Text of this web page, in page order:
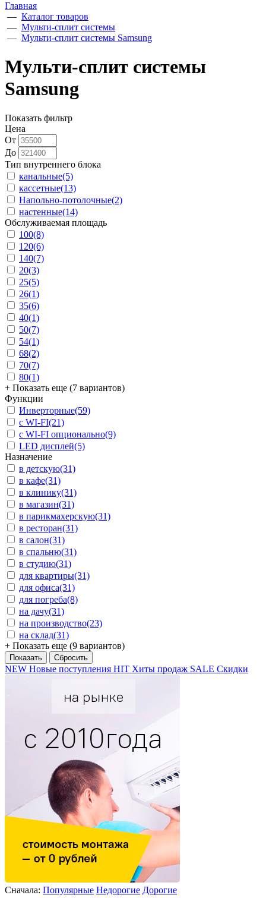
Главная
— Каталог товаров
— Мульти-сплит системы
— Мульти-сплит системы Samsung
Мульти-сплит системы
Samsung
Показать фильтр
Цена
От
До
Тип внутреннего блока
канальные(5)
кассетные(13)
Напольно-потолочные(2)
настенные(14)
Обслуживаемая площадь
100(8)
120(6)
140(7)
20(3)
25(5)
26(1)
35(6)
40(1)
50(7)
54(1)
68(2)
70(7)
80(1)
+ Показать еще (7 вариантов)
Функции
Инверторные(59)
с WI-FI(21)
с WI-FI опционально(9)
LED дисплей(5)
Назначение
в детскую(31)
в кафе(31)
в клинику(31)
в магазин(31)
в парикмахерскую(31)
в ресторан(31)
в салон(31)
в спальню(31)
в студию(31)
для квартиры(31)
для офиса(31)
для погреба(8)
на дачу(31)
на производство(23)
на склад(31)
+ Показать еще (9 вариантов)
NEW Новые поступления HIT Хиты продаж SALE Скидки
Сначала: Популярные Недорогие Дорогие